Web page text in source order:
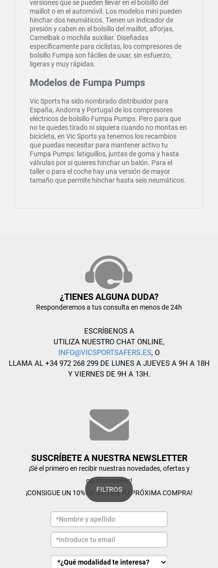
FILTROS
versiones que se pueden llevar en el bolsillo del
maillot o en el automóvil. Los modelos mini pueden
hinchar dos neumáticos. Tienen un indicador de
presión y caben en el bolsillo del maillot, alforjas,
Camelbak o mochila auxiliar. Diseñadas
específicamente para ciclistas, los compresores de
bolsillo Fumpa son fáciles de usar, sin esfuerzo,
ligeras y muy rápidas.
Modelos de Fumpa Pumps
Vic Sports ha sido nombrado distribuidor para
España, Andorra y Portugal de los compresores
eléctricos de bolsillo Fumpa Pumps. Pero para que
no te quedes tirado ni siquiera cuando no montas en
bicicleta, en Vic Sports ya tenemos los recambios
que puedas necesitar para mantener activo tu
Fumpa Pumps: latiguillos, juntas de goma y hasta
válvulas por si quieres hinchar un balón. Para el
taller o para el coche hay una versión de mayor
tamaño que permite hinchar hasta seis neumáticos.
¿TIENES ALGUNA DUDA?
Responderemos a tus consulta en menos de 24h
ESCRÍBENOS A
UTILIZA NUESTRO CHAT ONLINE,
INFO@VICSPORTSAFERS.ES, O
LLAMA AL +34 972 268 299 DE LUNES A JUEVES A 9H A 18H
Y VIERNES DE 9H A 13H.
SUSCRÍBETE A NUESTRA NEWSLETTER
¡Sé el primero en recibir nuestras novedades, ofertas y
oportunidades!
¡CONSIGUE UN 10% DE DTO EN TU PRÓXIMA COMPRA!